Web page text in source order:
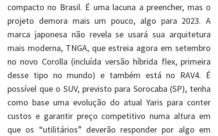
compacto no Brasil. É uma lacuna a preencher, mas o
projeto demora mais um pouco, algo para 2023. A
marca japonesa não revela se usará sua arquitetura
mais moderna, TNGA, que estreia agora em setembro
no novo Corolla (incluída versão híbrida flex, primeira
desse tipo no mundo) e também está no RAV4. É
possível que o SUV, previsto para Sorocaba (SP), tenha
como base uma evolução do atual Yaris para conter
custos e garantir preço competitivo numa altura em
que os “utilitários” deverão responder por algo em